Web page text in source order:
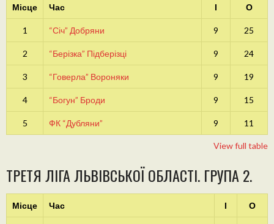
Місце Час І О
1 “Січ” Добряни 9 25
2 “Берізка” Підберізці 9 24
3 “Говерла” Вороняки 9 19
4 “Богун” Броди 9 15
5 ФК “Дубляни” 9 11
View full table
ТРЕТЯ ЛІГА ЛЬВІВСЬКОЇ ОБЛАСТІ. ГРУПА 2.
Місце Час І О